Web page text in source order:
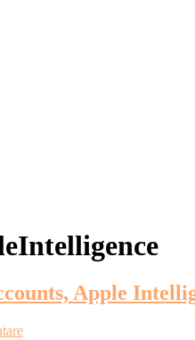
Apple